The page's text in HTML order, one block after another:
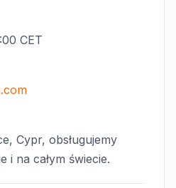
CET
Cypr, obsługujemy
i na całym świecie.